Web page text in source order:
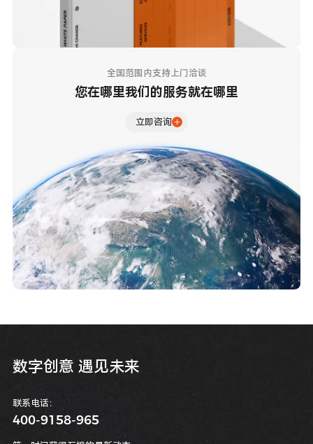
全国范围内支持上门洽谈
您在哪里我们的服务就在哪里
立即咨询
数字创 意 遇 见未来
联系电话：
400-9158-965